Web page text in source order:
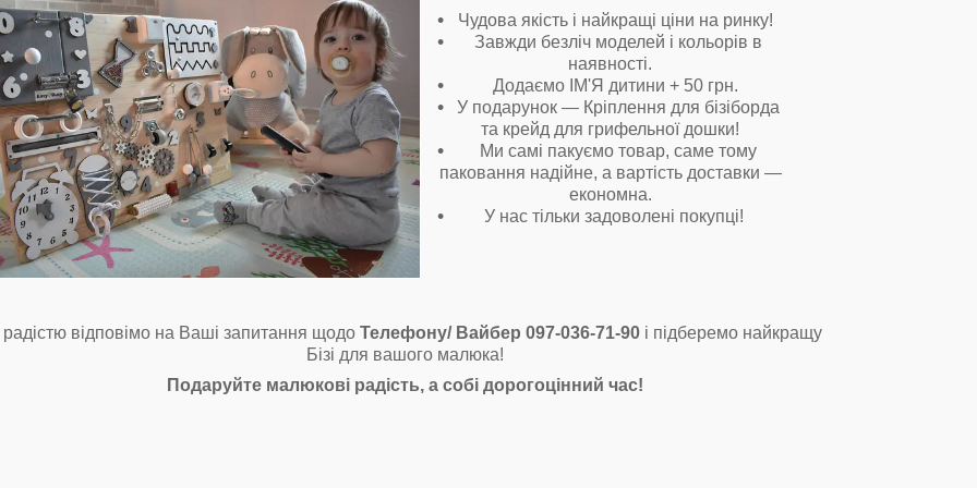
Чудова якість і найкращі ціни на ринку!
Завжди безліч моделей і кольорів в
наявності.
Додаємо ІМ'Я дитини + 50 грн.
У подарунок — Кріплення для бізіборда
та крейд для грифельної дошки!
Ми самі пакуємо товар, саме тому
паковання надійне, а вартість доставки —
економна.
У нас тільки задоволені покупці!
відповімо на Ваші запитання щодо Телефону/ Вайбер 097-036-71-90 і підберемо найкращу
Бізі для вашого малюка!
Подаруйте малюкові радість, а собі дорогоцінний час!